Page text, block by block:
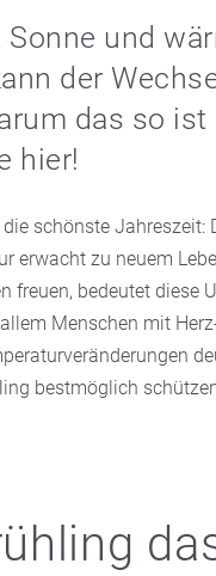
und
der
das so
hier!
schönste Jahreszeit:
erwacht zu neuem
freuen, bedeutet diese
Menschen mit
bestmöglich